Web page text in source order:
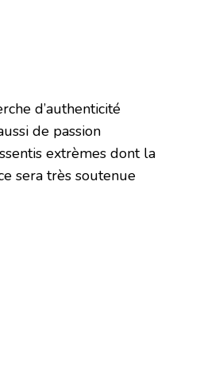
d’authenticité
de passion
extrèmes dont la
sera très soutenue